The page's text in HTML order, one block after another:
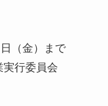
金）まで
行委員会